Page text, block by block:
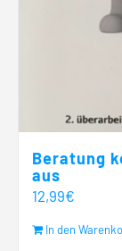
Beratung
aus
12,99€
In den